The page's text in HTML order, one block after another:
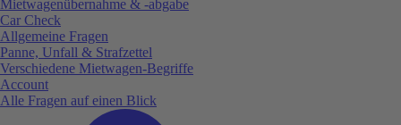
Mietwagenübernahme & -abgabe
Car Check
Allgemeine Fragen
Panne, Unfall & Strafzettel
Verschiedene Mietwagen-Begriffe
Account
Alle Fragen auf einen Blick